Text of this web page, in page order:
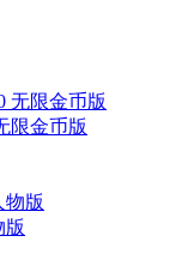
限金币版
版